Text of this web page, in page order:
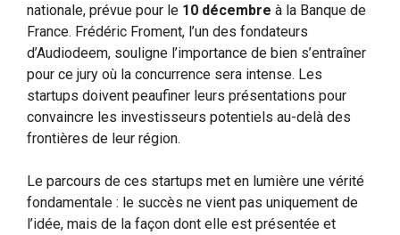
nationale, prévue pour le 10 décembre à la Banque de
France. Frédéric Froment, l’un des fondateurs
d’Audiodeem, souligne l’importance de bien s’entraîner
pour ce jury où la concurrence sera intense. Les
startups doivent peaufiner leurs présentations pour
convaincre les investisseurs potentiels au-delà des
frontières de leur région.
Le parcours de ces startups met en lumière une vérité
fondamentale : le succès ne vient pas uniquement de
l’idée, mais de la façon dont elle est présentée et